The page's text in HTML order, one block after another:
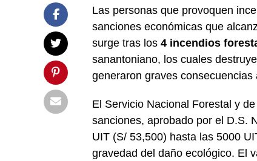
Las personas que provoquen
sanciones económicas que
surge tras los 4 incendios
sanantoniano, los cuales
generaron graves
El Servicio Nacional Forestal y
sanciones, aprobado por el D.S.
UIT (S/ 53,500) hasta las 5000
gravedad del daño ecológico. El